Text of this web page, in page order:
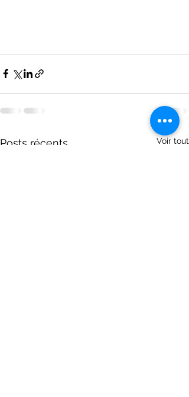
Posts récents Voir tout